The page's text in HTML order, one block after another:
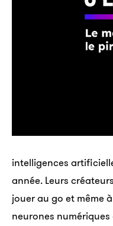
intelligences
année. Leurs
jouer au go et même à
neurones